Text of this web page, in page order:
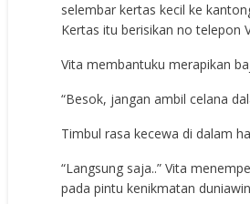
selembar kertas kecil ke
Kertas itu berisikan no telepon
Vita membantuku merapikan
“Besok, jangan ambil celana
Timbul rasa kecewa di dalam
“Langsung saja..” Vita
pada pintu kenikmatan